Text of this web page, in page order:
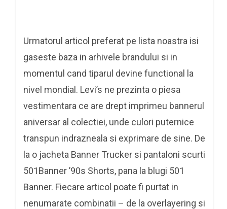
Urmatorul articol preferat pe lista noastra isi
gaseste baza in arhivele brandului si in
momentul cand tiparul devine functional la
nivel mondial. Levi’s ne prezinta o piesa
vestimentara ce are drept imprimeu bannerul
aniversar al colectiei, unde culori puternice
transpun indrazneala si exprimare de sine. De
la o jacheta Banner Trucker si pantaloni scurti
501Banner ’90s Shorts, pana la blugi 501
Banner. Fiecare articol poate fi purtat in
nenumarate combinatii – de la overlayering si